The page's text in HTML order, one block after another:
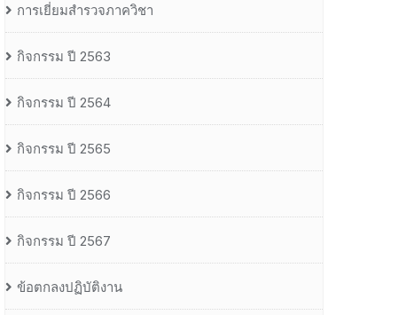
การเยี่ยมสำรวจภาควิชา
กิจกรรม ปี 2563
กิจกรรม ปี 2564
กิจกรรม ปี 2565
กิจกรรม ปี 2566
กิจกรรม ปี 2567
ข้อตกลงปฏิบัติงาน